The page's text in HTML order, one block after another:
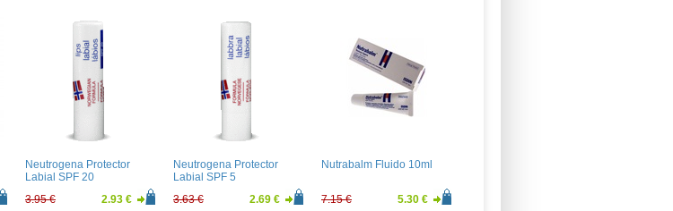
Neutrogena Protector
Labial SPF 20
3.95 €
2.93 €
Neutrogena Protector
Labial SPF 5
3.63 €
2.69 €
Nutrabalm Fluido 10ml
7.15 € 5.30 €